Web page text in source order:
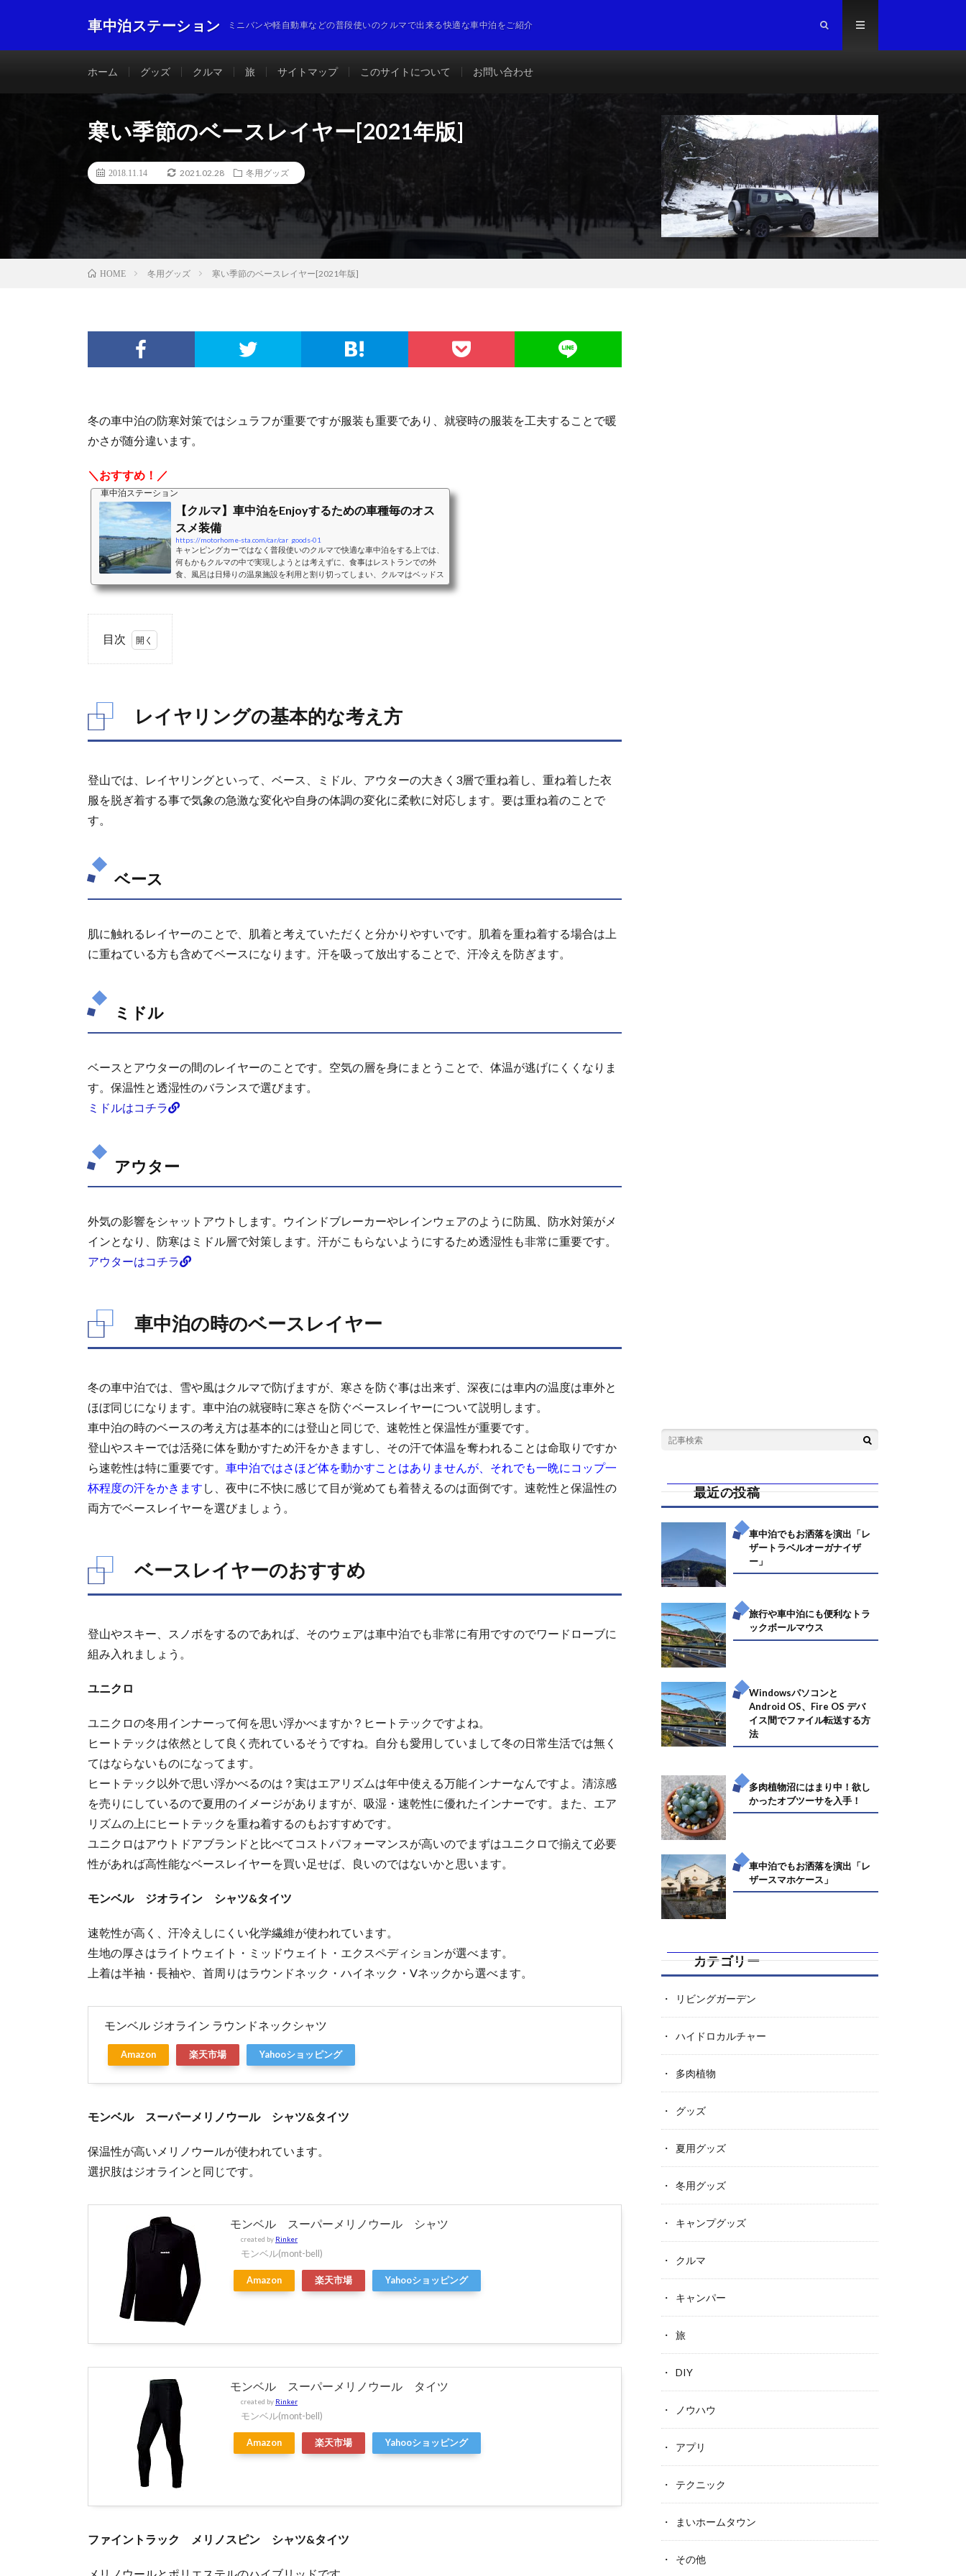
車中泊ステーション ミニバンや軽自動車などの普段使いのクルマで出来る快適な車中泊をご紹介
ホーム グッズ クルマ 旅 サイトマップ このサイトについて お問い合わせ
寒い季節のベースレイヤー[2021年版]
2018.11.14 2021.02.28 冬用グッズ
HOME 冬用グッズ 寒い季節のベースレイヤー[2021年版]
冬の車中泊の防寒対策ではシュラフが重要ですが服装も重要であり、就寝時の服装を工夫することで暖
かさが随分違います。
＼おすすめ！／
車中泊ステーション
【クルマ】車中泊をEnjoyするための車種毎のオス
スメ装備
https://motorhome-sta.com/car/car_goods-01
キャンピングカーではなく普段使いのクルマで快適な車中泊をする上では、
何もかもクルマの中で実現しようとは考えずに、食事はレストランでの外
食、風呂は日帰りの温泉施設を利用と割り切ってしまい、クルマはベッドス
ペースとして利用することを主体に考えることをおすすめします。ベッドス
目次
1.
ン
基
本
え
方
1.1.
ス
1.2.
1.3.
2.
車
中
泊
の
ー
レ
ヤ
ー
レ
ー
の
お
す
す
め
レイヤリングの基本的な考え方
登山では、レイヤリングといって、ベース、ミドル、アウターの大きく3層で重ね着し、重ね着した衣
服を脱ぎ着する事で気象の急激な変化や自身の体調の変化に柔軟に対応します。要は重ね着のことで
す。
ベース
肌に触れるレイヤーのことで、肌着と考えていただくと分かりやすいです。肌着を重ね着する場合は上
に重ねている方も含めてベースになります。汗を吸って放出することで、汗冷えを防ぎます。
ミドル
ベースとアウターの間のレイヤーのことです。空気の層を身にまとうことで、体温が逃げにくくなりま
す。保温性と透湿性のバランスで選びます。
ミドルはコチラ
アウター
外気の影響をシャットアウトします。ウインドブレーカーやレインウェアのように防風、防水対策がメ
インとなり、防寒はミドル層で対策します。汗がこもらないようにするため透湿性も非常に重要です。
アウターはコチラ
車中泊の時のベースレイヤー
冬の車中泊では、雪や風はクルマで防げますが、寒さを防ぐ事は出来ず、深夜には車内の温度は車外と
ほぼ同じになります。車中泊の就寝時に寒さを防ぐベースレイヤーについて説明します。
車中泊の時のベースの考え方は基本的には登山と同じで、速乾性と保温性が重要です。
登山やスキーでは活発に体を動かすため汗をかきますし、その汗で体温を奪われることは命取りですか
ら速乾性は特に重要です。 車中泊ではさほど体を動かすことはありませんが、それでも一晩にコップ一
杯程度の汗をかきます し、夜中に不快に感じて目が覚めても着替えるのは面倒です。速乾性と保温性の
両方でベースレイヤーを選びましょう。
ベースレイヤーのおすすめ
登山やスキー、スノボをするのであれば、そのウェアは車中泊でも非常に有用ですのでワードローブに
組み入れましょう。
ユニクロ
ユニクロの冬用インナーって何を思い浮かべますか？ヒートテックですよね。
ヒートテックは依然として良く売れているそうですね。自分も愛用していまして冬の日常生活では無く
てはならないものになってます。
ヒートテック以外で思い浮かべるのは？実はエアリズムは年中使える万能インナーなんですよ。清涼感
を売りにしているので夏用のイメージがありますが、吸湿・速乾性に優れたインナーです。また、エア
リズムの上にヒートテックを重ね着するのもおすすめです。
ユニクロはアウトドアブランドと比べてコストパフォーマンスが高いのでまずはユニクロで揃えて必要
性があれば高性能なベースレイヤーを買い足せば、良いのではないかと思います。
モンベル ジオライン シャツ&タイツ
速乾性が高く、汗冷えしにくい化学繊維が使われています。
生地の厚さはライトウェイト・ミッドウェイト・エクスペディションが選べます。
上着は半袖・長袖や、首周りはラウンドネック・ハイネック・Vネックから選べます。
モンベル ジオライン ラウンドネックシャツ
Amazon 楽天市場 Yahooショッピング
モンベル スーパーメリノウール シャツ&タイツ
保温性が高いメリノウールが使われています。
選択肢はジオラインと同じです。
モンベル スーパーメリノウール シャツ
created by Rinker
モンベル(mont-bell)
Amazon 楽天市場 Yahooショッピング
モンベル スーパーメリノウール タイツ
created by Rinker
モンベル(mont-bell)
Amazon 楽天市場 Yahooショッピング
ファイントラック メリノスピン シャツ&タイツ
最近の投稿
車中泊でもお洒落を演出「レ
ザートラベルオーガナイザ
ー」
旅行や車中泊にも便利なトラ
ックボールマウス
Windowsパソコンと
Android OS、Fire OS デバ
イス間でファイル転送する方
法
多肉植物沼にはまり中！欲し
かったオブツーサを入手！
車中泊でもお洒落を演出「レ
ザースマホケース」
カテゴリー
リビングガーデン
ハイドロカルチャー
多肉植物
グッズ
夏用グッズ
冬用グッズ
キャンプグッズ
クルマ
キャンパー
旅
DIY
ノウハウ
アプリ
テクニック
まいホームタウン
その他